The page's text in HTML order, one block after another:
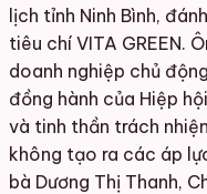
lịch tỉnh Ninh Bình,
tiêu chí VITA GREEN.
doanh nghiệp chủ
đồng hành của Hiệp
và tinh thần trách
không tạo ra các áp
bà Dương Thị Thanh,